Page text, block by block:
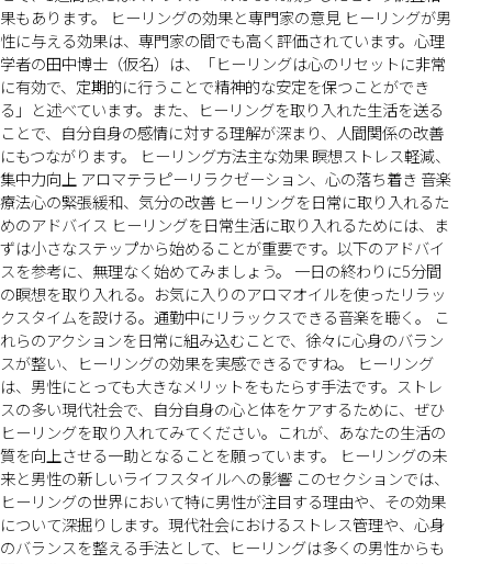
果もあります。 ヒーリングの効果と専門家の意見 ヒーリングが男
性に与える効果は、専門家の間でも高く評価されています。心理
学者の田中博士（仮名）は、「ヒーリングは心のリセットに非常
に有効で、定期的に行うことで精神的な安定を保つことができ
る」と述べています。また、ヒーリングを取り入れた生活を送る
ことで、自分自身の感情に対する理解が深まり、人間関係の改善
にもつながります。 ヒーリング方法主な効果 瞑想ストレス軽減、
集中力向上 アロマテラピーリラクゼーション、心の落ち着き 音楽
療法心の緊張緩和、気分の改善 ヒーリングを日常に取り入れるた
めのアドバイス ヒーリングを日常生活に取り入れるためには、ま
ずは小さなステップから始めることが重要です。以下のアドバイ
スを参考に、無理なく始めてみましょう。 一日の終わりに5分間
の瞑想を取り入れる。お気に入りのアロマオイルを使ったリラッ
クスタイムを設ける。通勤中にリラックスできる音楽を聴く。 こ
れらのアクションを日常に組み込むことで、徐々に心身のバラン
スが整い、ヒーリングの効果を実感できるですね。 ヒーリング
は、男性にとっても大きなメリットをもたらす手法です。ストレ
スの多い現代社会で、自分自身の心と体をケアするために、ぜひ
ヒーリングを取り入れてみてください。これが、あなたの生活の
質を向上させる一助となることを願っています。 ヒーリングの未
来と男性の新しいライフスタイルへの影響 このセクションでは、
ヒーリングの世界において特に男性が注目する理由や、その効果
について深掘りします。現代社会におけるストレス管理や、心身
のバランスを整える手法として、ヒーリングは多くの男性からも